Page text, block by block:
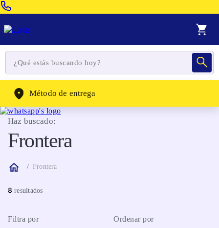
WhatsApp: (302) 262-4104
Método de entrega
Haz buscado:
Frontera
Frontera
8
Filtra por Ordenar por